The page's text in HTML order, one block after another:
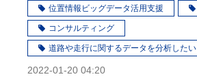
位置情報ビッグデータ活用支援
コンサルティング
道路や走行に関するデータを分析したい
2022-01-20 04:20